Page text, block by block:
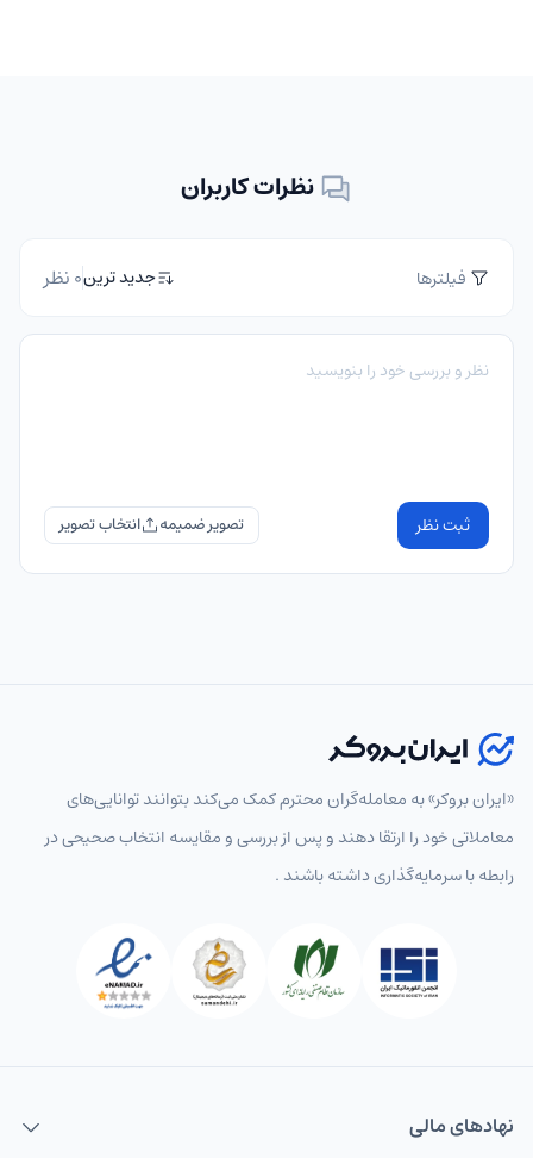
نظرات کاربران
فیلترها جدید ترین0 نظر
ثبت نظر تصویر ضمیمه
«ایران بروکر» به معامله‌گران محترم کمک می‌کند بتوانند توانایی‌های
معاملاتی خود را ارتقا دهند و پس از بررسی و مقایسه انتخاب‌ صحیحی در
رابطه با سرمایه‌گذاری داشته باشند .
نهاد‌های مالی